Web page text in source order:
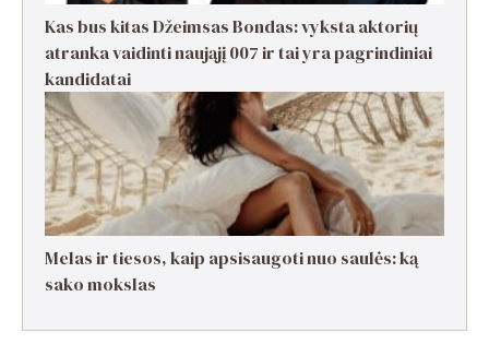
Kas bus kitas Džeimsas Bondas: vyksta aktorių
atranka vaidinti naująjį 007 ir tai yra pagrindiniai
kandidatai
Melas ir tiesos, kaip apsisaugoti nuo saulės: ką
sako mokslas